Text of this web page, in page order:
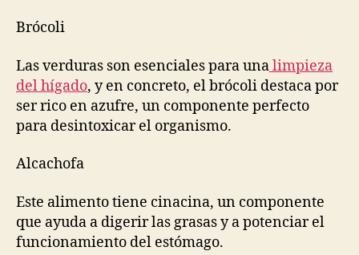
Brócoli
Las verduras son esenciales para unalimpieza
del hígado, y en concreto, el brócoli destaca por
ser rico en azufre, un componente perfecto
para desintoxicar el organismo.
Alcachofa
Este alimento tiene cinacina, un componente
que ayuda a digerir las grasas y a potenciar el
funcionamiento del estómago.